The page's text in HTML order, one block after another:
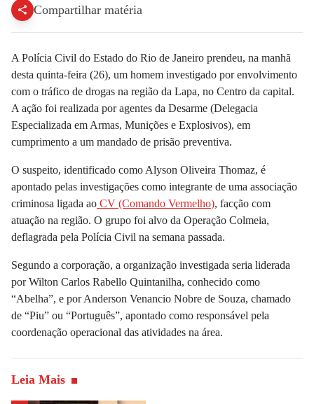
Compartilhar matéria
A Polícia Civil do Estado do Rio de Janeiro prendeu, na manhã
desta quinta-feira (26), um homem investigado por envolvimento
com o tráfico de drogas na região da Lapa, no Centro da capital.
A ação foi realizada por agentes da Desarme (Delegacia
Especializada em Armas, Munições e Explosivos), em
cumprimento a um mandado de prisão preventiva.
O suspeito, identificado como Alyson Oliveira Thomaz, é
apontado pelas investigações como integrante de uma associação
criminosa ligada ao CV (Comando Vermelho), facção com
atuação na região. O grupo foi alvo da Operação Colmeia,
deflagrada pela Polícia Civil na semana passada.
Segundo a corporação, a organização investigada seria liderada
por Wilton Carlos Rabello Quintanilha, conhecido como
“Abelha”, e por Anderson Venancio Nobre de Souza, chamado
de “Piu” ou “Português”, apontado como responsável pela
coordenação operacional das atividades na área.
Leia Mais